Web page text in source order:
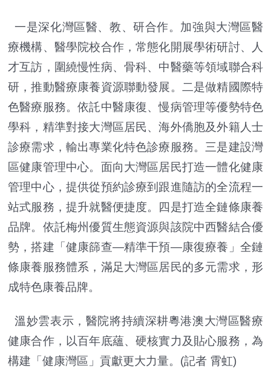
一是深化灣區醫、教、研合作。加強與大灣區醫
療機構、醫學院校合作，常態化開展學術研討、人
才互訪，圍繞慢性病、骨科、中醫藥等領域聯合科
研，推動醫療康養資源聯動發展。二是做精國際特
色醫療服務。依託中醫康復、慢病管理等優勢特色
學科，精準對接大灣區居民、海外僑胞及外籍人士
診療需求，輸出專業化特色診療服務。三是建設灣
區健康管理中心。面向大灣區居民打造一體化健康
管理中心，提供從預約診療到跟進隨訪的全流程一
站式服務，提升就醫便捷度。四是打造全鏈條康養
品牌。依託梅州優質生態資源與該院中西醫結合優
勢，搭建「健康篩查—精準干預—康復療養」全鏈
條康養服務體系，滿足大灣區居民的多元需求，形
成特色康養品牌。
溫妙雲表示，醫院將持續深耕粵港澳大灣區醫療
健康合作，以百年底蘊、硬核實力及貼心服務，為
構建「健康灣區」貢獻更大力量。(記者 霄虹)